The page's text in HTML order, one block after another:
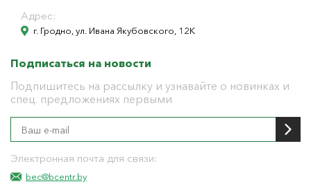
Адрес:
г. Гродно, ул. Ивана Якубовского, 12К
Подписаться на новости
Подпишитесь на рассылку и узнавайте о новинках и
спец. предложениях первыми
Электронная почта для связи:
bec@bcentr.by